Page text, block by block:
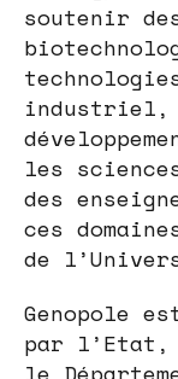
soutenir
industriel,
les
des
ces
de
Genopole
par l’Etat,